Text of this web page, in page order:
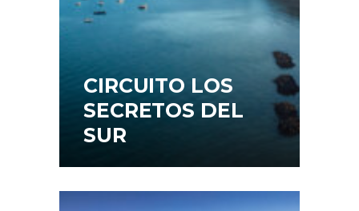
CIRCUITO LOS
SECRETOS DEL
SUR